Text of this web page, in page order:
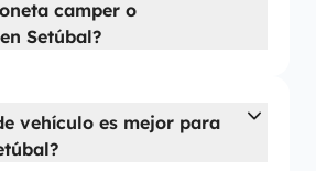
camper o
Setúbal?
vehículo es mejor para